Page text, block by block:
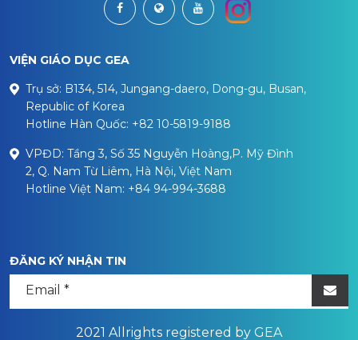
VIỆN GIÁO DỤC GEA
Trụ sở: B134, 514, Jungang-daero, Dong-gu, Busan,
Republic of Korea
Hotline Hàn Quốc: +82 10-5819-9188
VPĐD: Tầng 3, Số 35 Nguyễn Hoàng,P. Mỹ Đình
2, Q. Nam Từ Liêm, Hà Nội, Việt Nam
Hotline Việt Nam: +84 94-994-3688
ĐĂNG KÝ NHẬN TIN
2021 Allrights registered by GEA